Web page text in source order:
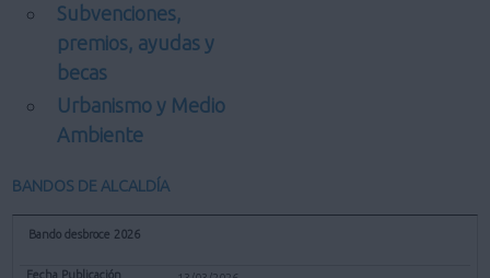
Subvenciones,
premios, ayudas y
becas
Urbanismo y Medio
Ambiente
BANDOS DE ALCALDÍA
Bando desbroce 2026